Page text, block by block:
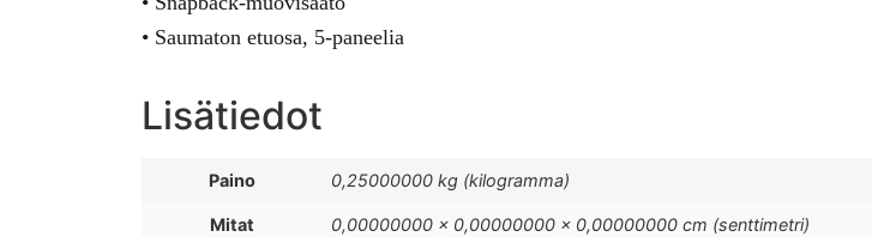
• Saumaton etuosa, 5-paneelia
Lisätiedot
Paino 0,25000000 kg (kilogramma)
Mitat 0,00000000 × 0,00000000 × 0,00000000 cm (senttimetri)